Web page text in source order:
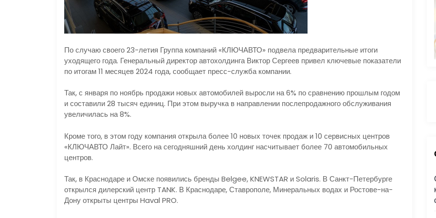
По случаю своего 23-летия Группа компаний «КЛЮЧАВТО» подвела предварительные итоги
уходящего года. Генеральный директор автохолдинга Виктор Сергеев привел ключевые показатели
по итогам 11 месяцев 2024 года, сообщает пресс-служба компании.
Так, с января по ноябрь продажи новых автомобилей выросли на 6% по сравнению прошлым годом
и составили 28 тысяч единиц. При этом выручка в направлении послепродажного обслуживания
увеличилась на 8%.
Кроме того, в этом году компания открыла более 10 новых точек продаж и 10 сервисных центров
«КЛЮЧАВТО Лайт». Всего на сегодняшний день холдинг насчитывает более 70 автомобильных
центров.
Так, в Краснодаре и Омске появились бренды Belgee, KNEWSTAR и Solaris. В Санкт-Петербурге
открылся дилерский центр TANK. В Краснодаре, Ставрополе, Минеральных водах и Ростове-на-
Дону открыты центры Haval PRO.
: